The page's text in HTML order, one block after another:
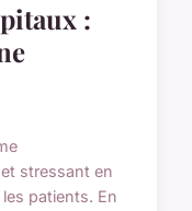
:
stressant en
patients. En